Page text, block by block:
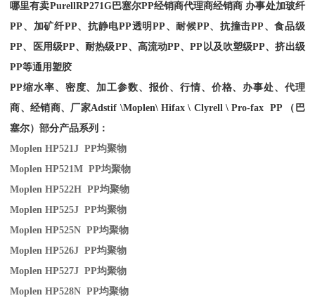
哪里有卖PurellRP271G巴塞尔PP经销商代理商经销商 办事处加玻纤
PP、加矿纤PP、抗静电PP透明PP、耐候PP、抗撞击PP、食品级
PP、医用级PP、耐热级PP、高流动PP、PP以及吹塑级PP、挤出级
PP等通用塑胶
PP缩水率、密度、加工参数、报价、行情、价格、办事处、代理
商、经销商、厂家Adstif \Moplen\ Hifax \ Clyrell \ Pro-fax PP （巴
塞尔）部分产品系列：
Moplen HP521J PP均聚物
Moplen HP521M PP均聚物
Moplen HP522H PP均聚物
Moplen HP525J PP均聚物
Moplen HP525N PP均聚物
Moplen HP526J PP均聚物
Moplen HP527J PP均聚物
Moplen HP528N PP均聚物